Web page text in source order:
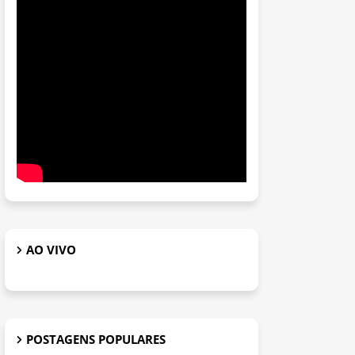
AO VIVO
POSTAGENS POPULARES